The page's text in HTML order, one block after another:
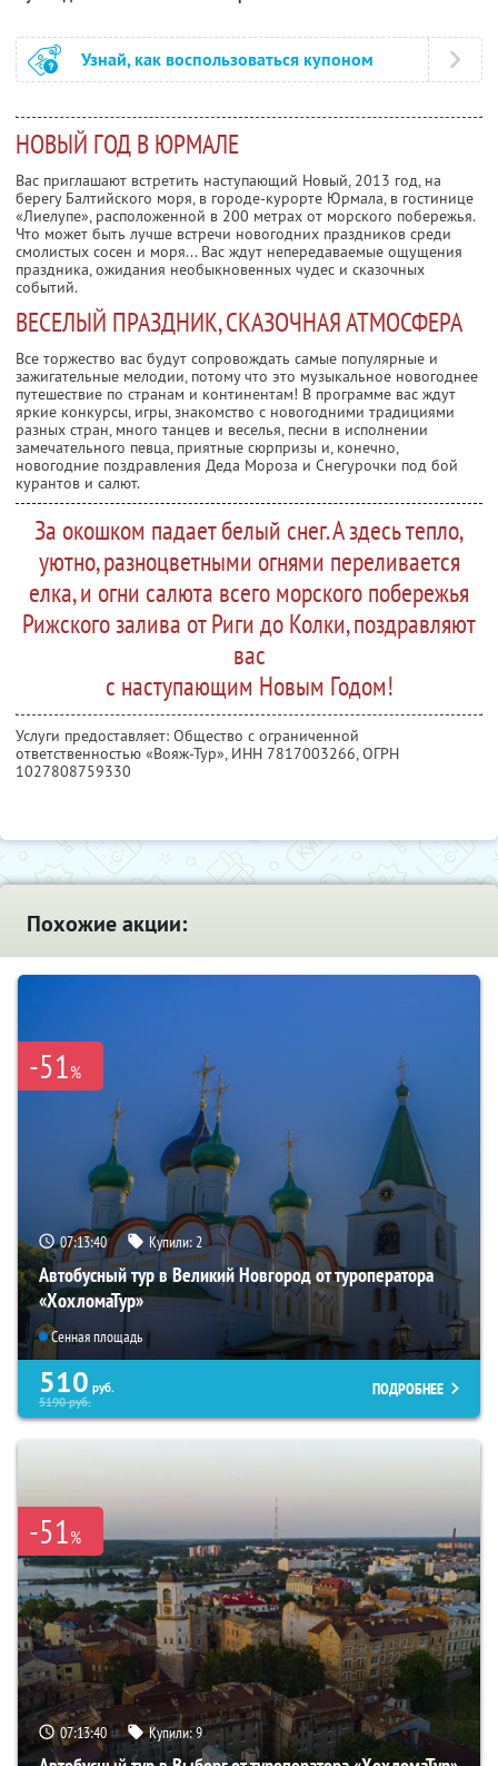
Узнай, как воспользоваться купоном
НОВЫЙ ГОД В ЮРМАЛЕ
Вас приглашают встретить наступающий Новый, 2013 год, на
берегу Балтийского моря, в городе-курорте Юрмала, в гостинице
«Лиелупе», расположенной в 200 метрах от морского побережья.
Что может быть лучше встречи новогодних праздников среди
смолистых сосен и моря... Вас ждут непередаваемые ощущения
праздника, ожидания необыкновенных чудес и сказочных
событий.
ВЕСЕЛЫЙ ПРАЗДНИК, СКАЗОЧНАЯ АТМОСФЕРА
Все торжество вас будут сопровождать самые популярные и
зажигательные мелодии, потому что это музыкальное новогоднее
путешествие по странам и континентам! В программе вас ждут
яркие конкурсы, игры, знакомство с новогодними традициями
разных стран, много танцев и веселья, песни в исполнении
замечательного певца, приятные сюрпризы и, конечно,
новогодние поздравления Деда Мороза и Снегурочки под бой
курантов и салют.
За окошком падает белый снег. А здесь тепло,
уютно, разноцветными огнями переливается
елка, и огни салюта всего морского побережья
Рижского залива от Риги до Колки, поздравляют
вас
с наступающим Новым Годом!
Услуги предоставляет: Общество с ограниченной
ответственностью «Вояж-Тур», ИНН 7817003266, ОГРН
1027808759330
Похожие акции:
-51%
07:13:39 Купили:2
Автобусный тур в Великий Новгород от туроператора
«ХохломаТур»
Сенная площадь
510 руб.
5190руб.
ПОДРОБНЕЕ
-51%
07:13:39 Купили:9